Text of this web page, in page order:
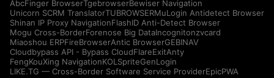
AbcFinger BrowserTgebrowserBewiser Navigation
Unicorn SCRM TranslatorTUBROWSERMuLogin Antidetect Browser
Shinan IP Proxy NavigationFlashID Anti-Detect Browser
Mogu Cross-BorderForenose Big DataIncognitonzvcard
Miaoshou ERPFireBrowserAntic BrowserGEBINAV
Cloudbypass API - Bypass CloudFlareExitAnty
FengKouXing NavigationKOLSpriteGenLogin
LIKE.TG — Cross-Border Software Service ProviderEpicPWA